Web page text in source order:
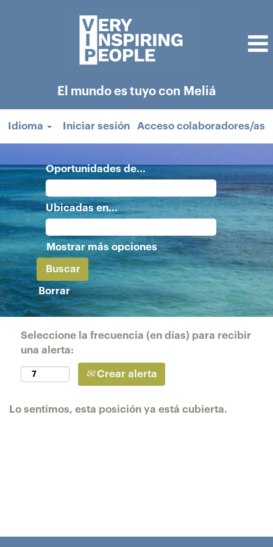
El mundo es tuyo con Meliá
Idioma Iniciar sesión Acceso colaboradores/as
Oportunidades de...
Ubicadas en...
Mostrar más opciones
Borrar
Seleccione la frecuencia (en días) para recibir
una alerta:
Crear alerta
Lo sentimos, esta posición ya está cubierta.